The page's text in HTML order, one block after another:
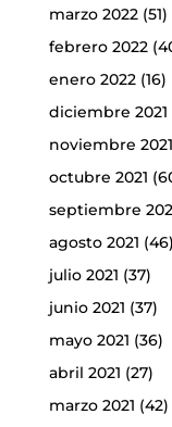
marzo 2022(51)
febrero 2022
enero 2022(16)
diciembre 2021
noviembre 2021
octubre 2021
septiembre
agosto 2021 (46)
julio 2021 (37)
junio 2021 (37)
mayo 2021 (36)
abril 2021 (27)
marzo 2021 (42)